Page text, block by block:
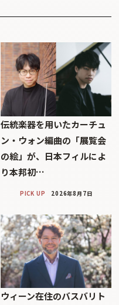
伝統楽器を用いたカーチュ
ン・ウォン編曲の「展覧会
の絵」が、日本フィルによ
り本邦初…
PICK UP 2026年8月7日
ウィーン在住のバスバリト